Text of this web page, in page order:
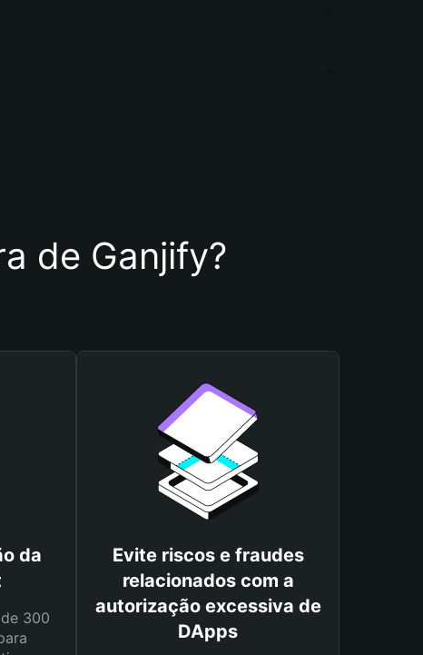
de Ganjify?
da
300
Evite riscos e fraudes
relacionados com a
autorização excessiva de
DApps